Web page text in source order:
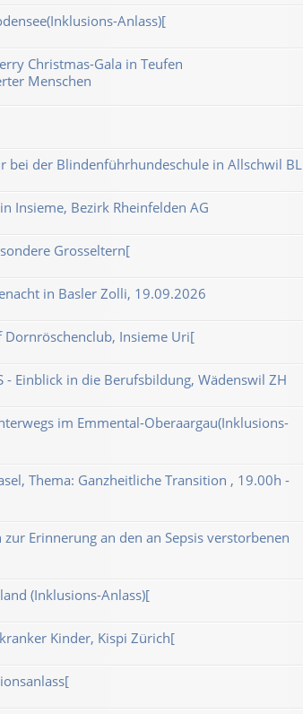
Anlass)[
Christmas-Gala in Teufen
Menschen
bei der Blindenführhundeschule in Allschwil BL
Insieme, Bezirk Rheinfelden AG
Grosseltern[
in Basler Zolli, 19.09.2026
Dornröschenclub, Insieme Uri[
- Einblick in die Berufsbildung, Wädenswil ZH
im Emmental-Oberaargau(Inklusions-
Thema: Ganzheitliche Transition , 19.00h -
Erinnerung an den an Sepsis verstorbenen
(Inklusions-Anlass)[
Kinder, Kispi Zürich[